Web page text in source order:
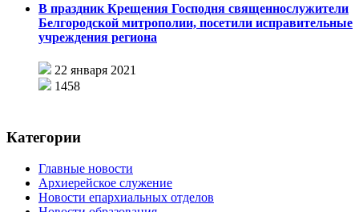
В праздник Крещения Господня священнослужители
Белгородской митрополии, посетили исправительные
учреждения региона
22 января 2021
1458
Категории
Главные новости
Архиерейское служение
Новости епархиальных отделов